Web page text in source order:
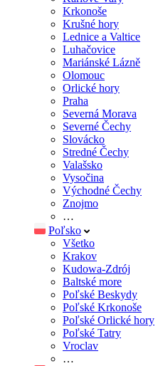
Krkonoše
Krušné hory
Lednice a Valtice
Luhačovice
Mariánské Lázně
Olomouc
Orlické hory
Praha
Severná Morava
Severné Čechy
Slovácko
Stredné Čechy
Valašsko
Vysočina
Východné Čechy
Znojmo
…
Poľsko
Všetko
Krakov
Kudowa-Zdrój
Baltské more
Poľské Beskydy
Poľské Krkonoše
Poľské Orlické hory
Poľské Tatry
Vroclav
…